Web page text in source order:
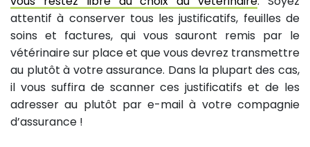
attentif à conserver tous les justificatifs, feuilles de
soins et factures, qui vous sauront remis par le
vétérinaire sur place et que vous devrez transmettre
au plutôt à votre assurance. Dans la plupart des cas,
il vous suffira de scanner ces justificatifs et de les
adresser au plutôt par e-mail à votre compagnie
d’assurance !